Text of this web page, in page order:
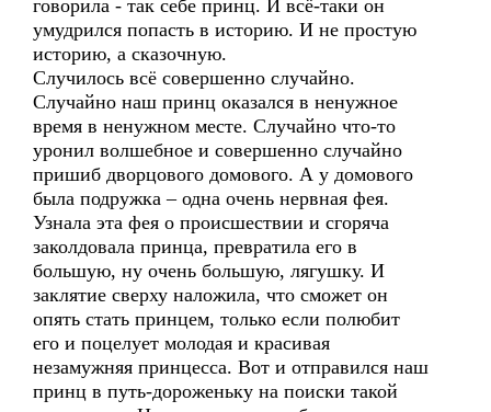
говорила - так себе принц. И всё-таки он
умудрился попасть в историю. И не простую
историю, а сказочную.
Случилось всё совершенно случайно.
Случайно наш принц оказался в ненужное
время в ненужном месте. Случайно что-то
уронил волшебное и совершенно случайно
пришиб дворцового домового. А у домового
была подружка – одна очень нервная фея.
Узнала эта фея о происшествии и сгоряча
заколдовала принца, превратила его в
большую, ну очень большую, лягушку. И
заклятие сверху наложила, что сможет он
опять стать принцем, только если полюбит
его и поцелует молодая и красивая
незамужняя принцесса. Вот и отправился наш
принц в путь-дороженьку на поиски такой